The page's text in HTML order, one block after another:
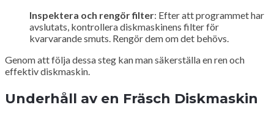
Inspektera och rengör filter: Efter att programmet har
avslutats, kontrollera diskmaskinens filter för
kvarvarande smuts. Rengör dem om det behövs.
Genom att följa dessa steg kan man säkerställa en ren och
effektiv diskmaskin.
Underhåll av en Fräsch Diskmaskin